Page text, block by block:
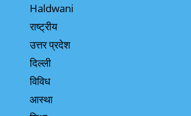
Haldwani
राष्ट्रीय
उत्तर प्रदेश
दिल्ली
विविध
आस्था